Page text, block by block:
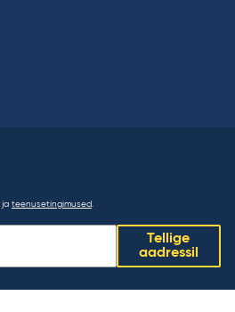
ja teenusetingimused.
Tellige
aadressil